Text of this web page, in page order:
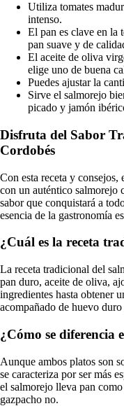
Utiliza tomates
intenso.
El pan es clave en la
pan suave y de
El aceite de oliva
elige uno de buena
Puedes ajustar la
Sirve el salmorejo
picado y jamón
Disfruta del Sabor
Cordobés
Con esta receta y consejos,
con un auténtico salmorejo
sabor que conquistará a
esencia de la gastronomía
¿Cuál es la receta
La receta tradicional del
pan duro, aceite de oliva,
ingredientes hasta obtener
acompañado de huevo
¿Cómo se diferencia
Aunque ambos platos son
se caracteriza por ser más
el salmorejo lleva pan
gazpacho no.